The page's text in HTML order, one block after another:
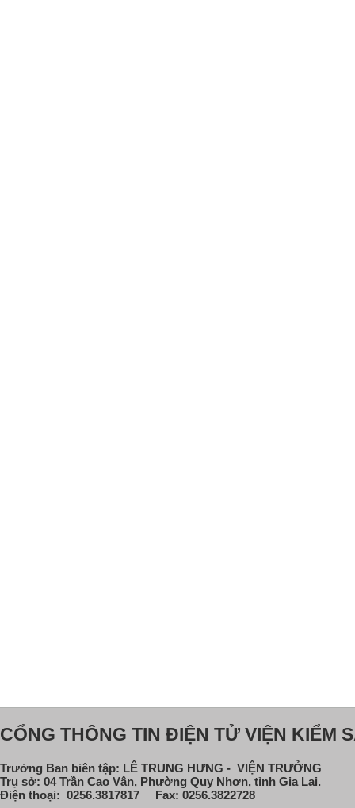
CỔNG THÔNG TIN ĐIỆN TỬ VIỆN KIỂM
Trưởng Ban biên tập: LÊ TRUNG HƯNG - VIỆN TRƯỞNG
Trụ sở: 04 Trần Cao Vân, Phường Quy Nhơn, tỉnh Gia Lai.
Điện thoại: 0256.3817817 Fax: 0256.3822728